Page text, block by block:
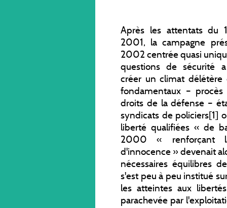
Après les attentats du
2001, la campagne
2002 centrée quasi
questions de sécurité
créer un climat délétère
fondamentaux –
droits de la défense –
syndicats de policiers[1]
liberté qualifiées « de
2000 « renforçant
d'innocence » devenait
nécessaires équilibres
s'est peu à peu institué
les atteintes aux
parachevée par